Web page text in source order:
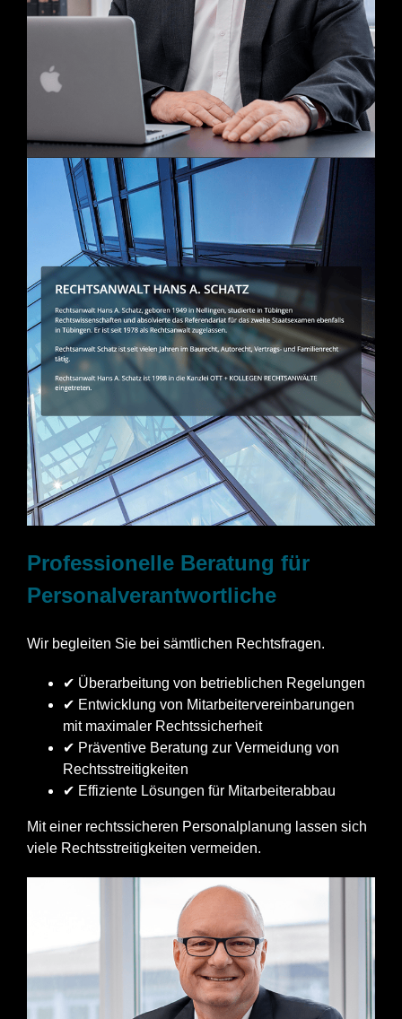
Professionelle Beratung für
Personalverantwortliche
Wir begleiten Sie bei sämtlichen Rechtsfragen.
✔ Überarbeitung von betrieblichen Regelungen
✔ Entwicklung von Mitarbeitervereinbarungen
mit maximaler Rechtssicherheit
✔ Präventive Beratung zur Vermeidung von
Rechtsstreitigkeiten
✔ Effiziente Lösungen für Mitarbeiterabbau
Mit einer rechtssicheren Personalplanung lassen sich
viele Rechtsstreitigkeiten vermeiden.